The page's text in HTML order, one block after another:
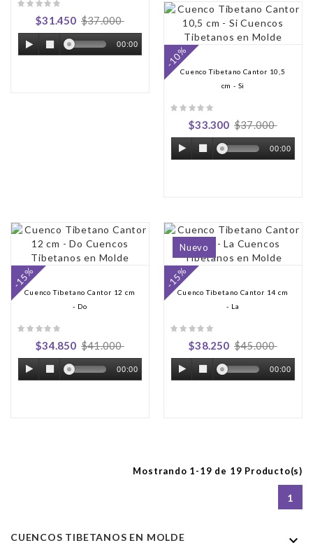
$31.450 $37.000
00:00
Cuenco Tibetano Cantor 10,5
cm - Si
$33.300 $37.000
00:00
-10%
Cuenco Tibetano Cantor 12 cm
- Do
$34.850 $41.000
00:00
-15%
Nuevo
Cuenco Tibetano Cantor 14 cm
- La
$38.250 $45.000
00:00
-15%
Mostrando 1-19 de 19 Producto(s)
1
CUENCOS TIBETANOS EN MOLDE 